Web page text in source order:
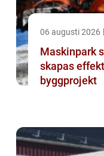
06 augusti 2026
Maskinpark
skapas
byggprojekt